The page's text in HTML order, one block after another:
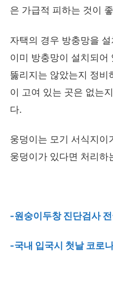
은 가급적 피하는 것이
자택의 경우 방충망을
이미 방충망이 설치되어
뚫리지는 않았는지 정비
이 고여 있는 곳은 없는
다.
웅덩이는 모기 서식지이
웅덩이가 있다면 처리하
-원숭이두창 진단검사
-국내 입국시 첫날 코로